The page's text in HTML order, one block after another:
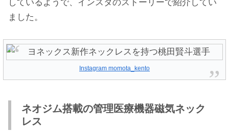
しているようで、インスタのストーリーで紹介してい
ました。
Instagram momota_kento
ネオジム搭載の管理医療機器磁気ネック
レス